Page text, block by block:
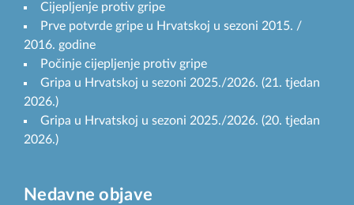
Cijepljenje protiv gripe
Prve potvrde gripe u Hrvatskoj u sezoni 2015. /
2016. godine
Počinje cijepljenje protiv gripe
Gripa u Hrvatskoj u sezoni 2025./2026. (21. tjedan
2026.)
Gripa u Hrvatskoj u sezoni 2025./2026. (20. tjedan
2026.)
Nedavne objave